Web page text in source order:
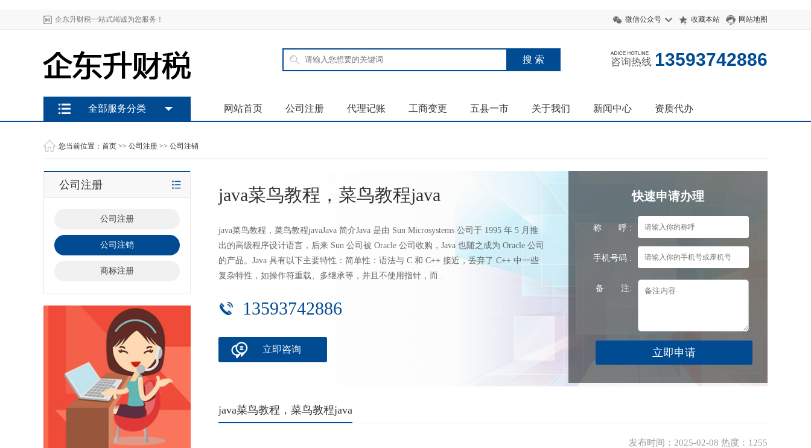
企东升财税一站式竭诚为您服务！ 微信公众号 收藏本站 网站地图
咨询热线 13593742886
网站首页 公司注册 代理记账 工商变更 五县一市 关于我们 新闻中心 资质代办
全部服务分类
您当前位置： 首页 >> 公司注册 >> 公司注销
公司注册
公司注册
公司注销
商标注册
java菜鸟教程，菜鸟教程java
java菜鸟教程，菜鸟教程javaJava 简介Java 是由 Sun Microsystems 公司于 1995 年 5 月推
出的高级程序设计语言，后来 Sun 公司被 Oracle 公司收购，Java 也随之成为 Oracle 公司
的产品。Java 具有以下主要特性：简单性：语法与 C 和 C++ 接近，丢弃了 C++ 中一些
复杂特性，如操作符重载、多继承等，并且不使用指针，而..
13593742886
立即咨询
快速申请办理
称 呼 :
手机号码 :
备 注:
java菜鸟教程，菜鸟教程java
发布时间：2025-02-08 热度：1255